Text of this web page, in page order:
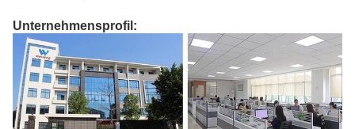
Unternehmensprofil: